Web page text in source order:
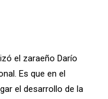
el zaraeño Darío
Es que en el
el desarrollo de la